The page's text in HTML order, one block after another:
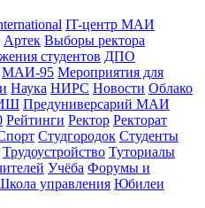
IT-центр МАИ
Артек Выборы ректора
студентов ДПО
МАИ-95 Мероприятия для
Наука НИРС Новости Облако
Предуниверсарий МАИ
Рейтинги Ректор Ректорат
Студгородок Студенты
Трудоустройство Туториалы
Учёба Форумы и
управления Юбилеи